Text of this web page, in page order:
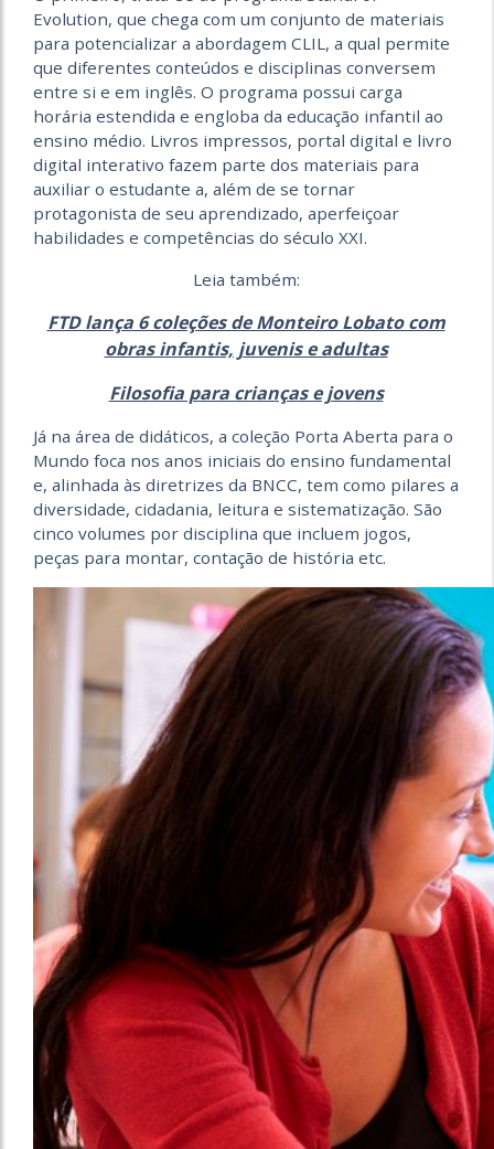
Evolution, que chega com um conjunto de materiais
para potencializar a abordagem CLIL, a qual permite
que diferentes conteúdos e disciplinas conversem
entre si e em inglês. O programa possui carga
horária estendida e engloba da educação infantil ao
ensino médio. Livros impressos, portal digital e livro
digital interativo fazem parte dos materiais para
auxiliar o estudante a, além de se tornar
protagonista de seu aprendizado, aperfeiçoar
habilidades e competências do século XXI.
Leia também:
FTD lança 6 coleções de Monteiro Lobato com
obras infantis, juvenis e adultas
Filosofia para crianças e jovens
Já na área de didáticos, a coleção Porta Aberta para o
Mundo foca nos anos iniciais do ensino fundamental
e, alinhada às diretrizes da BNCC, tem como pilares a
diversidade, cidadania, leitura e sistematização. São
cinco volumes por disciplina que incluem jogos,
peças para montar, contação de história etc.